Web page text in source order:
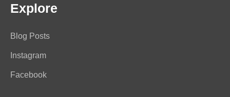
Explore
Blog Posts
Instagram
Facebook